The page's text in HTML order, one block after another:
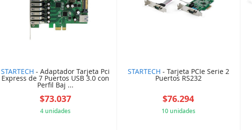
STARTECH - Adaptador Tarjeta Pci
Express de 7 Puertos USB 3.0 con
Perfil Baj ...
$73.037
4 unidades
STARTECH - Tarjeta PCIe Serie 2
Puertos RS232
$76.294
10 unidades